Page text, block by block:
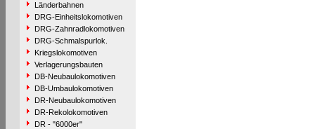
Länderbahnen
DRG-Einheitslokomotiven
DRG-Zahnradlokomotiven
DRG-Schmalspurlok.
Kriegslokomotiven
Verlagerungsbauten
DB-Neubaulokomotiven
DB-Umbaulokomotiven
DR-Neubaulokomotiven
DR-Rekolokomotiven
DR - "6000er"